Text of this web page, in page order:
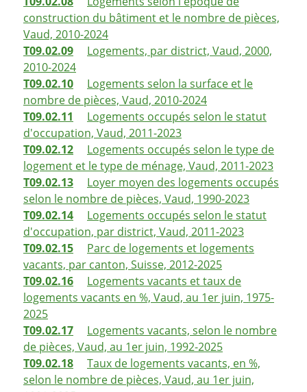
construction du bâtiment et le nombre de pièces,
Vaud, 2010-2024
T09.02.09
Logements, par district, Vaud, 2000,
2010-2024
T09.02.10
Logements selon la surface et le
nombre de pièces, Vaud, 2010-2024
T09.02.11
Logements occupés selon le statut
d'occupation, Vaud, 2011-2023
T09.02.12
Logements occupés selon le type de
logement et le type de ménage, Vaud, 2011-2023
T09.02.13
Loyer moyen des logements occupés
selon le nombre de pièces, Vaud, 1990-2023
T09.02.14
Logements occupés selon le statut
d'occupation, par district, Vaud, 2011-2023
T09.02.15
Parc de logements et logements
vacants, par canton, Suisse, 2012-2025
T09.02.16
Logements vacants et taux de
logements vacants en %, Vaud, au 1er juin, 1975-
2025
T09.02.17
Logements vacants, selon le nombre
de pièces, Vaud, au 1er juin, 1992-2025
T09.02.18
Taux de logements vacants, en %,
selon le nombre de pièces, Vaud, au 1er juin,